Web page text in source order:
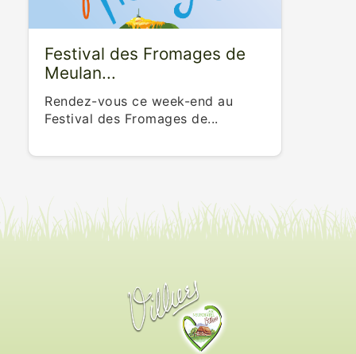
Festival des Fromages de
Meulan...
Rendez-vous ce week-end au
Festival des Fromages de...